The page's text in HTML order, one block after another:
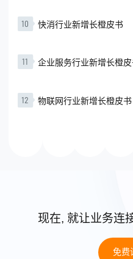
10 快消行业新增长橙皮书
11 企业服务行业新增长橙
12 物联网行业新增长橙皮书
现在, 就让业务连
免费